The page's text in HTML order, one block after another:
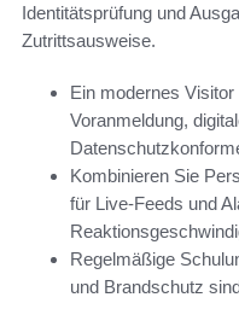
Identitätsprüfung und
Zutrittsausweise.
Ein modernes
Voranmeldung,
Kombinieren Sie
für Live-Feeds und
Regelmäßige
und Brandschutz